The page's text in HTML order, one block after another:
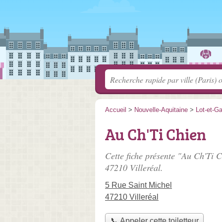
Accueil > Nouvelle-Aquitaine > Lot-et-
Au Ch'Ti Chien
Cette fiche présente "Au Ch'Ti
47210 Villeréal.
5 Rue Saint Michel
47210 Villeréal